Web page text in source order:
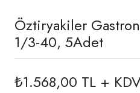
Öztiryakiler
1/3-40, 5Adet
₺1.568,00 TL +